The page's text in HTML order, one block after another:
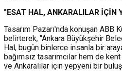
"ESAT HAL, ANKARALILAR İÇİN
Tasarım Pazarı'nda konuşan ABB
belirterek, "Ankara Büyükşehir
Hal, bugün binlerce insanla bir
bağımsız tasarımcılar hem de
ve Ankaralılar için yepyeni bir